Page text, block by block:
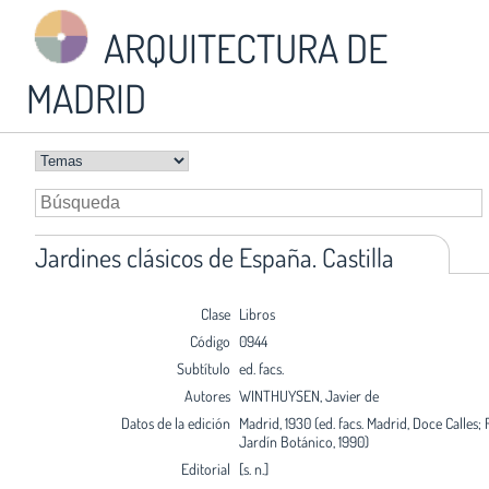
ARQUITECTURA DE
MADRID
Jardines clásicos de España. Castilla
Clase Libros
Código 0944
Subtítulo ed. facs.
Autores WINTHUYSEN, Javier de
Datos de la edición Madrid, 1930 (ed. facs. Madrid, Doce Calles;
Jardín Botánico, 1990)
Editorial [s. n.]